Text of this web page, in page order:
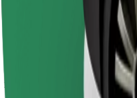
Pålitliga resor i vardagliga medelstora bilar.
Beräknad restid